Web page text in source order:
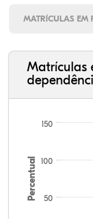
MATRÍCULAS EM
Matrículas
Percentual 50
100
150